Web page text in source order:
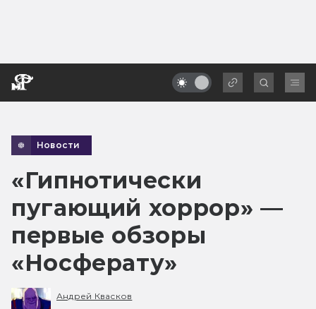
Новости
«Гипнотически
пугающий хоррор» —
первые обзоры
«Носферату»
Андрей Квасков